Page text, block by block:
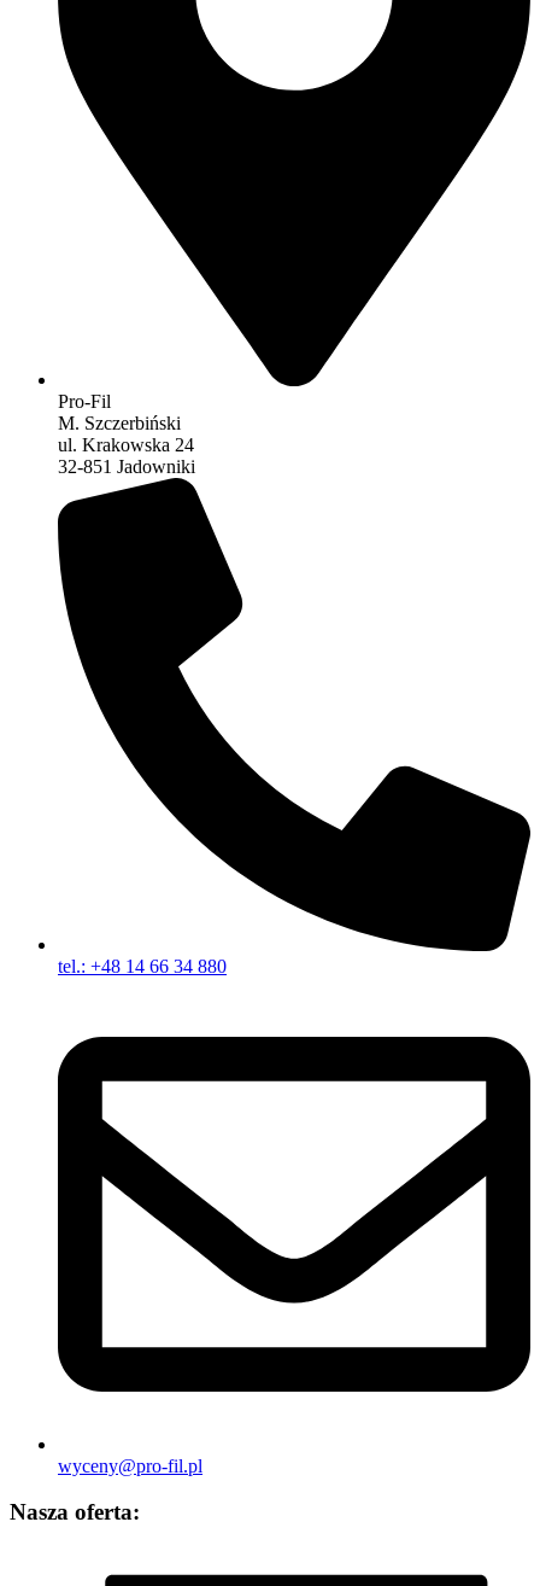
Pro-Fil
M. Szczerbiński
ul. Krakowska 24
32-851 Jadowniki
tel.: +48 14 66 34 880
wyceny@pro-fil.pl
Nasza oferta: